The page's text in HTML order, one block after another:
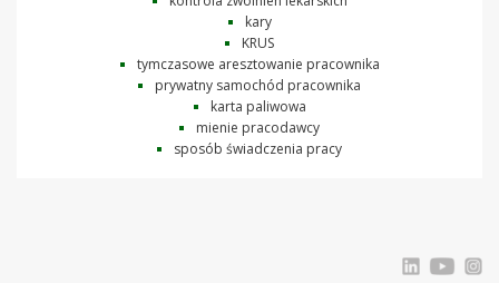
kary
KRUS
tymczasowe aresztowanie pracownika
prywatny samochód pracownika
karta paliwowa
mienie pracodawcy
sposób świadczenia pracy